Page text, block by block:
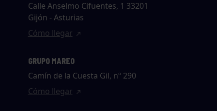
Calle Anselmo Cifuentes, 1 33201
Gijón - Asturias
Cómo llegar
GRUPO MAREO
Camín de la Cuesta Gil, nº 290
Cómo llegar